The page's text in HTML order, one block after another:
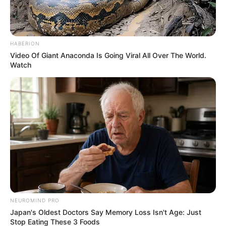
DNA Analysis Revealed The Sick Truth About Ancient
Vikings
BRAINBERRIES
The Monster Snake That Makes Anacondas Look
Tiny!
BRAINBERRIES
HABERION
Video Of Giant Anaconda Is Going Viral All Over The World.
Watch
NEUROMIND PRO
Japan's Oldest Doctors Say Memory Loss Isn't Age: Just
Stop Eating These 3 Foods